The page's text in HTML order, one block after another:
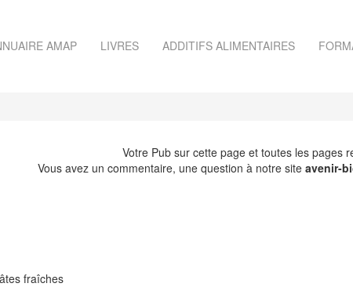
AMAP LIVRES ADDITIFS ALIMENTAIRES
Votre Pub sur cette page et toutes les pages
Vous avez un commentaire, une question à notre site avenir-
fraîches